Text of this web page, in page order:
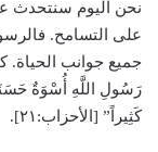
نحن اليوم سنتحدث
على التسامح.
جميع جوانب الحياة.
رَسُولِ اللَّهِ أُسْوَةٌ حَسَنَةٌ
كَثِيراً” [الأحزاب:٢١].